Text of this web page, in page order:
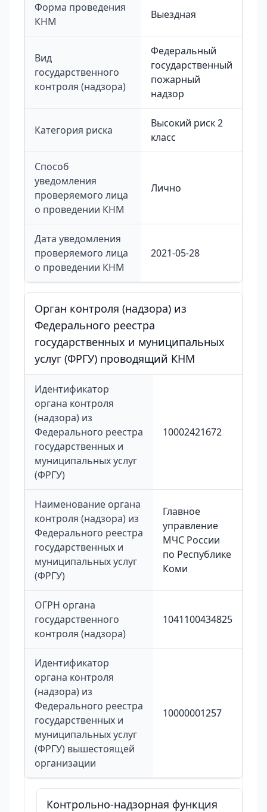
Форма проведения
КНМ
Выездная
Вид
государственного
контроля (надзора)
Федеральный
государственный
пожарный
надзор
Категория риска
Высокий риск 2
класс
Способ
уведомления
проверяемого лица
о проведении КНМ
Лично
Дата уведомления
проверяемого лица
о проведении КНМ
2021-05-28
Орган контроля (надзора) из
Федерального реестра
государственных и муниципальных
услуг (ФРГУ) проводящий КНМ
Идентификатор
органа контроля
(надзора) из
Федерального реестра
государственных и
муниципальных услуг
(ФРГУ)
10002421672
Наименование органа
контроля (надзора) из
Федерального реестра
государственных и
муниципальных услуг
(ФРГУ)
Главное
управление
МЧС России
по Республике
Коми
ОГРН органа
государственного
контроля (надзора)
1041100434825
Идентификатор
органа контроля
(надзора) из
Федерального реестра
государственных и
муниципальных услуг
(ФРГУ) вышестоящей
организации
10000001257
Контрольно-надзорная функция